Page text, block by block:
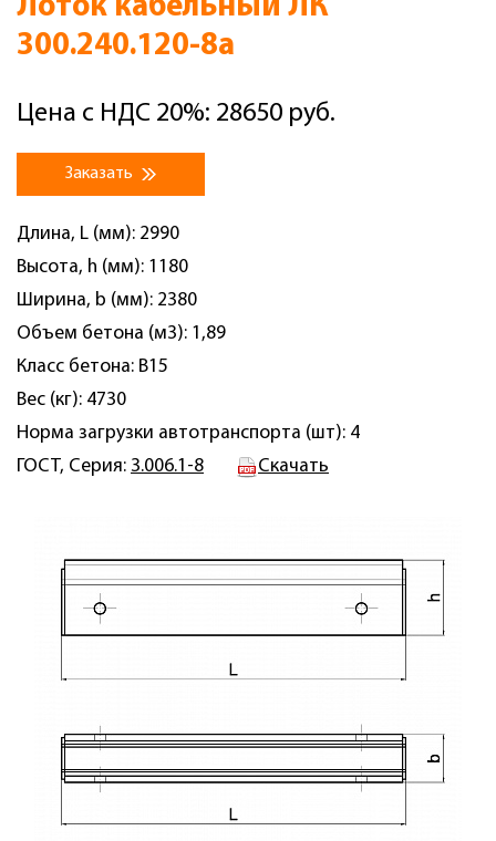
Лоток кабельный ЛК
300.240.120-8а
Цена с НДС 20%: 28650 руб.
Заказать
Длина, L (мм): 2990
Высота, h (мм): 1180
Ширина, b (мм): 2380
Объем бетона (м3): 1,89
Класс бетона: B15
Вес (кг): 4730
Норма загрузки автотранспорта (шт): 4
ГОСТ, Серия: 3.006.1-8 Скачать